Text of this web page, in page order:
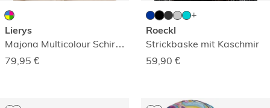
Lierys
Majona Multicolour Schirmmütze
79,95 €
Roeckl
Strickbaske mit Kaschmir
59,90 €